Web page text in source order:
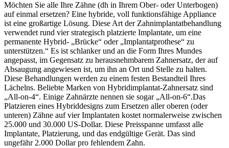
Möchten Sie alle Ihre Zähne (dh in Ihrem Ober- oder Unterbogen)
auf einmal ersetzen? Eine hybride, voll funktionsfähige Appliance
ist eine großartige Lösung. Diese Art der Zahnimplantatbehandlung
verwendet rund vier strategisch platzierte Implantate, um eine
permanente Hybrid- „Brücke“ oder „Implantatprothese“ zu
unterstützen.“ Es ist schlanker und an die Form Ihres Mundes
angepasst, im Gegensatz zu herausnehmbarem Zahnersatz, der auf
Absaugung angewiesen ist, um ihn an Ort und Stelle zu halten.
Diese Behandlungen werden zu einem festen Bestandteil Ihres
Lächelns. Beliebte Marken von Hybridimplantat-Zahnersatz sind
„All-on-4“. Einige Zahnärzte nennen sie sogar „All-on-6“.Das
Platzieren eines Hybriddesigns zum Ersetzen aller oberen (oder
unteren) Zähne auf vier Implantaten kostet normalerweise zwischen
25.000 und 30.000 US-Dollar. Diese Preisspanne umfasst alle
Implantate, Platzierung, und das endgültige Gerät. Das sind
ungefähr 2.000 Dollar pro fehlendem Zahn.